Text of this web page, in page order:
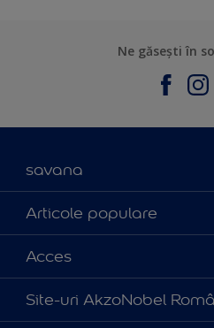
Ne găsești în
savana
Contact
Parteneri
Certificări
Articole populare
Culoarea anului 2025
Produse
Sfaturi utile
Acces
Politica de cookies
Termeni și condiții
Site-uri AkzoNobel